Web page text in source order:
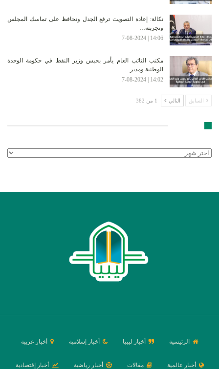
تكالة: إعادة التصويت ترفع الجدل وتحافظ على تماسك المجلس
وتجربته…
14:06 | 7-08-2024
مكتب النائب العام يأمر بحبس وزير النفط في حكومة الوحدة
الوطنية ومدير…
14:02 | 7-08-2024
السابق التالي 1 من 382
الأرشيف
الرئيسية أخبار ليبيا أخبار إسلامية أخبار عربية
أخبار عالمية مقالات أخبار رياضية أخبار إقتصادية